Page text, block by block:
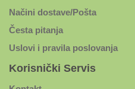
Načini dostave/Pošta
Česta pitanja
Uslovi i pravila poslovanja
Korisnički Servis